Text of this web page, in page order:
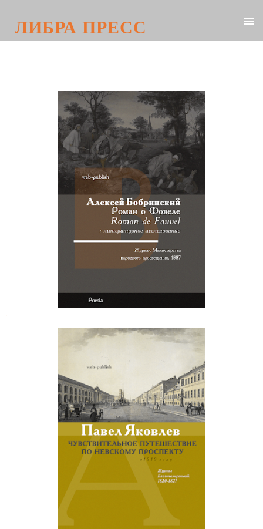
ЛИБРА ПРЕСС
Граф Андрей Бобринский. Роман о
Фовеле
Павел Яковлев. Чувствительное
путешествие по Невскому
проспекту